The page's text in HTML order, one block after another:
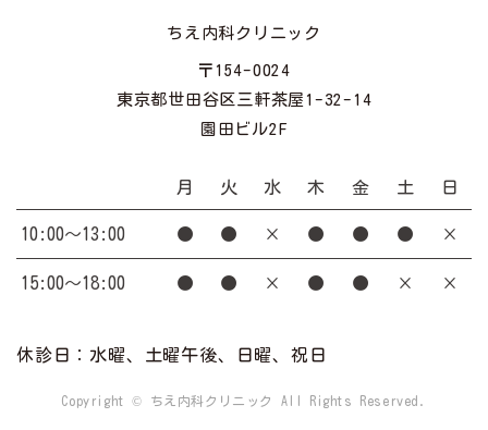
ちえ内科クリニック
〒154-0024
東京都世田谷区三軒茶屋1-32-14
園田ビル2F
月 火 水 木 金 土 日
10:00～13:00 ● ● × ● ● ● ×
15:00～18:00 ● ● × ● ● × ×
休診日：水曜、土曜午後、日曜、祝日
Copyright © ちえ内科クリニック All Rights Reserved.